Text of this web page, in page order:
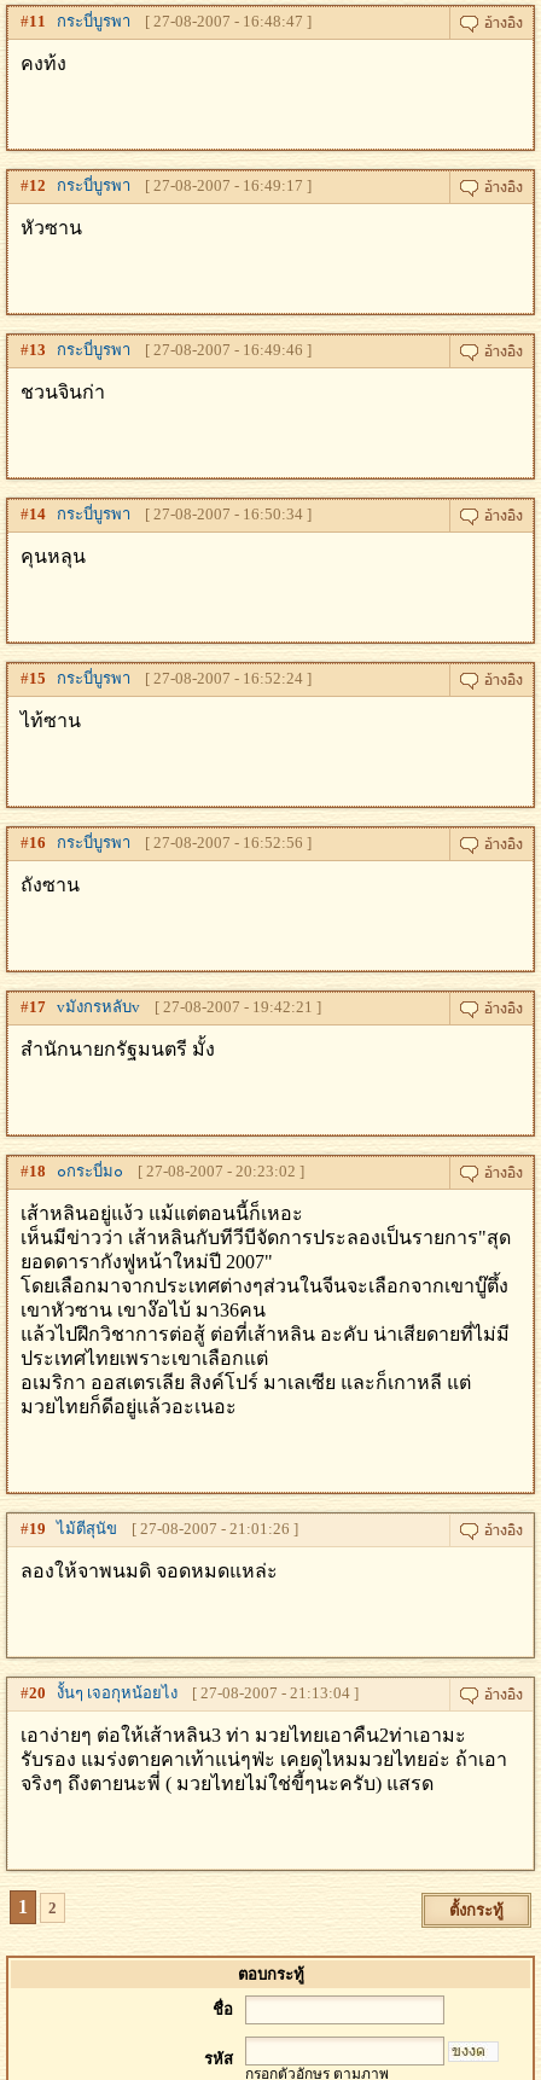
#11 กระบี่บูรพา [ 27-08-2007 - 16:48:47 ]
คงท้ง
#12 กระบี่บูรพา [ 27-08-2007 - 16:49:17 ]
หัวซาน
#13 กระบี่บูรพา [ 27-08-2007 - 16:49:46 ]
ชวนจินก่า
#14 กระบี่บูรพา [ 27-08-2007 - 16:50:34 ]
คุนหลุน
#15 กระบี่บูรพา [ 27-08-2007 - 16:52:24 ]
ไท้ซาน
#16 กระบี่บูรพา [ 27-08-2007 - 16:52:56 ]
ถังซาน
#17 vมังกรหลับv [ 27-08-2007 - 19:42:21 ]
สำนักนายกรัฐมนตรี มั้ง
#18 ๐กระบี่ม๐ [ 27-08-2007 - 20:23:02 ]
เส้าหลินอยู่แง้ว แม้แต่ตอนนี้ก็เหอะ
เห็นมีข่าวว่า เส้าหลินกับทีวีบีจัดการประลองเป็นรายการ"สุด
ยอดดารากังฟูหน้าใหม่ปี 2007"
โดยเลือกมาจากประเทศต่างๆส่วนในจีนจะเลือกจากเขาบู๊ตึ้ง
เขาหัวซาน เขาง๊อไบ้ มา36คน
แล้วไปฝึกวิชาการต่อสู้ ต่อที่เส้าหลิน อะคับ น่าเสียดายที่ไม่มี
ประเทศไทยเพราะเขาเลือกแต่
อเมริกา ออสเตรเลีย สิงค์โปร์ มาเลเซีย และก็เกาหลี แต่
มวยไทยก็ดีอยู่แล้วอะเนอะ
#19 ไม้ตีสุนัข [ 27-08-2007 - 21:01:26 ]
ลองให้จาพนมดิ จอดหมดแหล่ะ
#20 งั้นๆ เจอกุหน้อยไง [ 27-08-2007 - 21:13:04 ]
เอาง่ายๆ ต่อให้เส้าหลิน3 ท่า มวยไทยเอาคืน2ท่าเอามะ
รับรอง แมร่งตายคาเท้าแน่ๆฟ่ะ เคยดุไหมมวยไทยอ่ะ ถ้าเอา
จริงๆ ถึงตายนะพี่ ( มวยไทยไม่ใช่ขี้ๆนะครับ) แสรด
1 2 ตั้งกระทู้
ตอบกระทู้
ชื่อ
รหัส
กรอกตัวอักษร ตามภาพ